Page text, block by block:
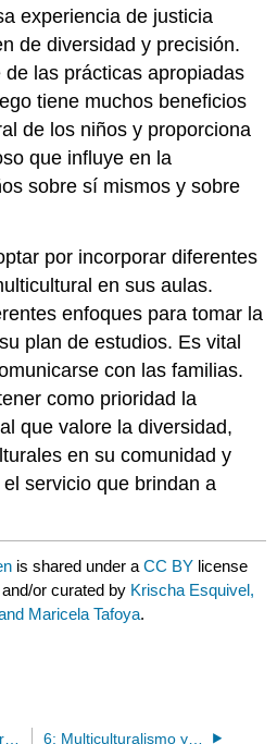
experiencia de justicia
de diversidad y precisión.
las prácticas apropiadas
tiene muchos beneficios
de los niños y proporciona
que influye en la
sobre sí mismos y sobre
por incorporar diferentes
en sus aulas.
enfoques para tomar la
plan de estudios. Es vital
con las familias.
como prioridad la
que valore la diversidad,
en su comunidad y
servicio que brindan a
is shared under aCC BY license
or curated by Krischa Esquivel,
Maricela Tafoya.
5.6: Sugerencias para tu programa y tu aula 6: Multiculturalismo y justicia social en el aula: utilizando un plan de estudios sin prejuicios